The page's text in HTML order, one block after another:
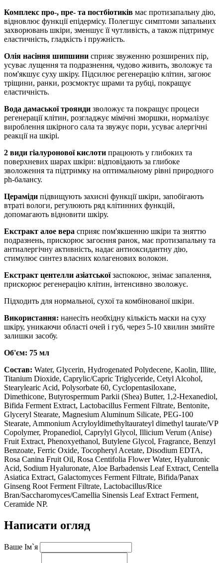
Комплекс про-, пре- та постбіотиків має протизапальну дію,
відновлює функції епідермісу. Полегшує симптоми запальних
захворювань шкіри, зменшує її чутливість, а також підтримує
еластичність, гладкість і пружність.
Олія насіння шипшини сприяє звуженню розширених пір,
усуває лущення та подразнення, чудово живить, зволожує та
пом'якшує суху шкіру. Підсилює регенерацію клітин, загоює
тріщини, ранки, розсмоктує шрами та рубці, покращує
еластичність.
Вода дамаської троянди зволожує та покращує процеси
регенерації клітин, розгладжує мімічні зморшки, нормалізує
вироблення шкірного сала та звужує пори, усуває алергічні
реакції на шкірі.
2 види гіалуронової кислоти працюють у глибоких та
поверхневих шарах шкіри: відповідають за глибоке
зволоження та підтримку на оптимальному рівні природного
ph-балансу.
Цераміди підвищують захисні функції шкіри, запобігають
втраті вологи, регулюють ряд клітинних функцій,
допомагають відновити шкіру.
Екстракт алое вера сприяє пом'якшенню шкіри та зняттю
подразнень, прискорює загоєння ранок, має протизапальну та
антиалергічну активність, надає антиоксидантну дію,
стимулює синтез власних колагенових волокон.
Екстракт центелли азіатської заспокоює, знімає запалення,
прискорює регенерацію клітин, інтенсивно зволожує.
Підходить для нормальної, сухої та комбінованої шкіри.
Використання: нанесіть необхідну кількість маски на суху
шкіру, уникаючи області очей і губ, через 5-10 хвилин змийте
залишки засобу.
Об'єм: 75 мл
Состав: Water, Glycerin, Hydrogenated Polydecene, Kaolin, Illite,
Titanium Dioxide, Caprylic/Capric Triglyceride, Cetyl Alcohol,
Stearylearic Acid, Polysorbate 60, Cyclopentasiloxane,
Dimethicone, Butyrospermum Parkii (Shea) Butter, 1,2-Hexanediol,
Bifida Ferment Extract, Lactobacillus Ferment Filtrate, Bentonite,
Glyceryl Stearate, Magnesium Aluminum Silicate, PEG-100
Stearate, Ammonium Acryloyldimethyltaurateyl dimethyl taurate/VP
Copolymer, Propanediol, Caprylyl Glycol, Illicium Verum (Anise)
Fruit Extract, Phenoxyethanol, Butylene Glycol, Fragrance, Benzyl
Benzoate, Ferric Oxide, Tocopheryl Acetate, Disodium EDTA,
Rosa Canina Fruit Oil, Rosa Centifolia Flower Water, Hyaluronic
Acid, Sodium Hyaluronate, Aloe Barbadensis Leaf Extract, Centella
Asiatica Extract, Galactomyces Ferment Filtrate, Bifida/Panax
Ginseng Root Ferment Filtrate, Lactobacillus/Rice
Bran/Saccharomyces/Camellia Sinensis Leaf Extract Ferment,
Ceramide NP.
Написати огляд
Ваше Ім`я